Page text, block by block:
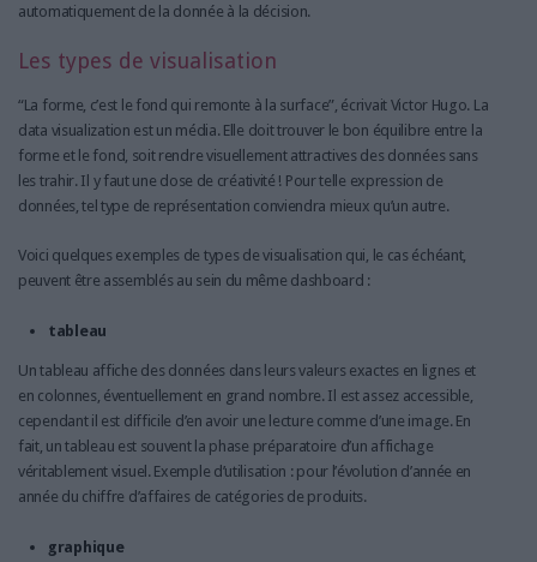
automatiquement de la donnée à la décision.
Les types de visualisation
“La forme, c’est le fond qui remonte à la surface”, écrivait Victor Hugo. La
data visualization est un média. Elle doit trouver le bon équilibre entre la
forme et le fond, soit rendre visuellement attractives des données sans
les trahir. Il y faut une dose de créativité ! Pour telle expression de
données, tel type de représentation conviendra mieux qu’un autre.
Voici quelques exemples de types de visualisation qui, le cas échéant,
peuvent être assemblés au sein du même dashboard :
tableau
Un tableau affiche des données dans leurs valeurs exactes en lignes et
en colonnes, éventuellement en grand nombre. Il est assez accessible,
cependant il est difficile d’en avoir une lecture comme d’une image. En
fait, un tableau est souvent la phase préparatoire d’un affichage
véritablement visuel. Exemple d’utilisation : pour l’évolution d’année en
année du chiffre d’affaires de catégories de produits.
graphique